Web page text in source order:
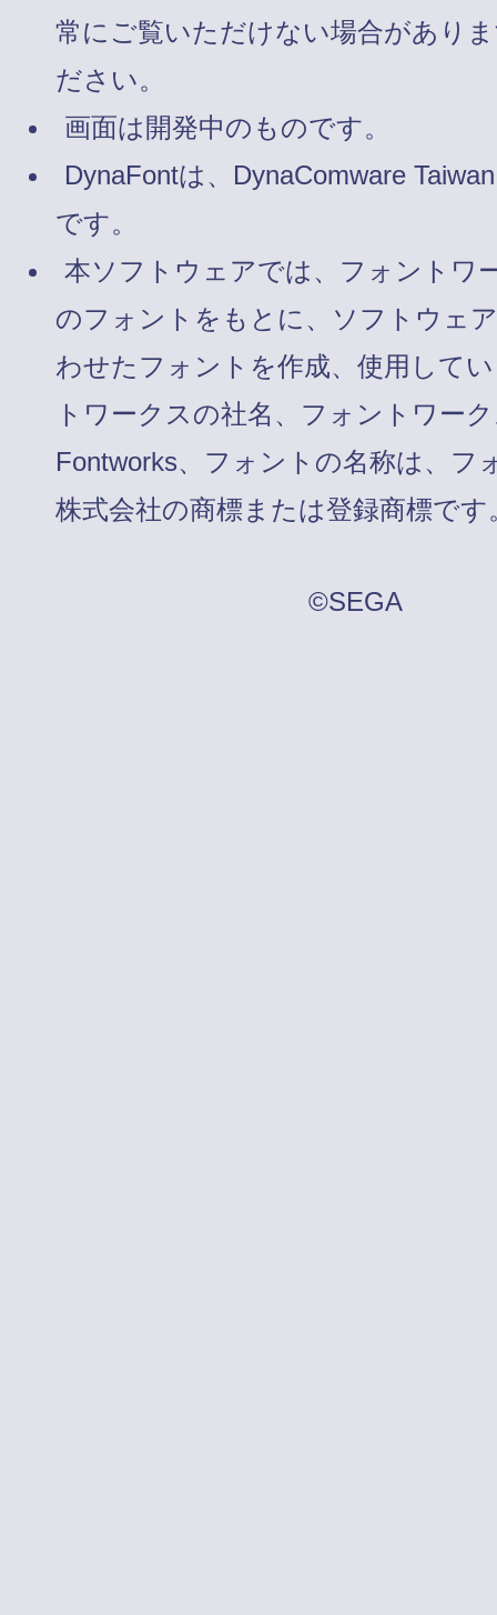
常にご覧いただけない場合があり
ださい。
画面は開発中のものです。
DynaFontは、DynaComware
です。
本ソフトウェアでは、フォントワ
のフォントをもとに、ソフトウェ
わせたフォントを作成、使用して
トワークスの社名、フォントワー
Fontworks、フォントの名称は、フ
株式会社の商標または登録商標です
©SEGA